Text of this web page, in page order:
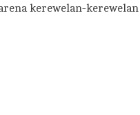
kerewelan-kerewelan